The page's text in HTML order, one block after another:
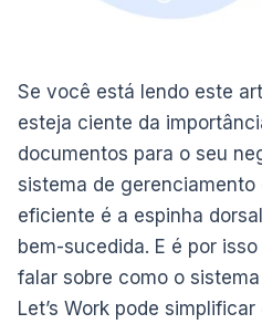
Se você está lendo este
esteja ciente da
documentos para o seu
sistema de gerenciamento
eficiente é a espinha
bem-sucedida. E é por
falar sobre como o
Let’s Work pode